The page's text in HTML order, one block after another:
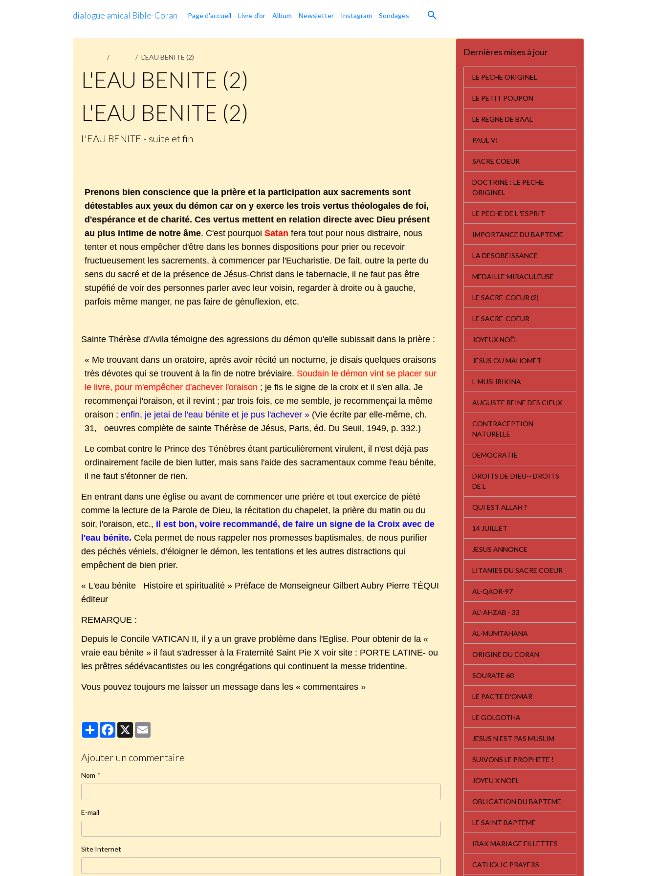
dialogue amical Bible-Coran Page d'accueil Livre d'or Album Newsletter Instagram Sondages
L'EAU BENITE (2)
L'EAU BENITE (2)
L'EAU BENITE (2)
L'EAU BENITE - suite et fin
Prenons bien conscience que la prière et la participation aux sacrements sont
détestables aux yeux du démon car on y exerce les trois vertus théologales de foi,
d'espérance et de charité. Ces vertus mettent en relation directe avec Dieu présent
au plus intime de notre âme. C'est pourquoiSatan fera tout pour nous distraire, nous
tenter et nous empêcher d'être dans les bonnes dispositions pour prier ou recevoir
fructueusement les sacrements, à commencer par l'Eucharistie. De fait, outre la perte du
sens du sacré et de la présence de Jésus-Christ dans le tabernacle, il ne faut pas être
stupéfié de voir des personnes parler avec leur voisin, regarder à droite ou à gauche,
parfois même manger, ne pas faire de génuflexion, etc.
Sainte Thérèse d'Avila témoigne des agressions du démon qu'elle subissait dans la prière :
« Me trouvant dans un oratoire, après avoir récité un nocturne, je disais quelques oraisons
très dévotes qui se trouvent à la fin de notre bréviaire. Soudain le démon vint se placer sur
le livre, pour m'empêcher d'achever l'oraison ; je fis le signe de la croix et il s'en alla. Je
recommençai l'oraison, et il revint ; par trois fois, ce me semble, je recommençai la même
oraison ; enfin, je jetai de l'eau bénite et je pus l'achever » (Vie écrite par elle-même, ch.
31, oeuvres complète de sainte Thérèse de Jésus, Paris, éd. Du Seuil, 1949, p. 332.)
Le combat contre le Prince des Ténèbres étant particulièrement virulent, il n'est déjà pas
ordinairement facile de bien lutter, mais sans l'aide des sacramentaux comme l'eau bénite,
il ne faut s'étonner de rien.
En entrant dans une église ou avant de commencer une prière et tout exercice de piété
comme la lecture de la Parole de Dieu, la récitation du chapelet, la prière du matin ou du
soir, l'oraison, etc., il est bon, voire recommandé, de faire un signe de la Croix avec de
l'eau bénite. Cela permet de nous rappeler nos promesses baptismales, de nous purifier
des péchés véniels, d'éloigner le démon, les tentations et les autres distractions qui
empêchent de bien prier.
« L'eau bénite Histoire et spiritualité » Préface de Monseigneur Gilbert Aubry Pierre TÉQUI
éditeur
REMARQUE :
Depuis le Concile VATICAN II, il y a un grave problème dans l'Eglise. Pour obtenir de la «
vraie eau bénite » il faut s'adresser à la Fraternité Saint Pie X voir site : PORTE LATINE- ou
les prêtres sédévacantistes ou les congrégations qui continuent la messe tridentine.
Vous pouvez toujours me laisser un message dans les « commentaires »
PartagerFacebook
X
Ajouter un commentaire
Nom
E-mail
Site Internet
Dernières mises à jour
LE PECHE ORIGINEL
LE PETIT POUPON
LE REGNE DE BAAL
PAUL VI
SACRE COEUR
DOCTRINE : LE PECHE
ORIGINEL
LE PECHE DE L 'ESPRIT
IMPORTANCE DU BAPTEME
LA DESOBEISSANCE
MEDAILLE MIRACULEUSE
LE SACRE-COEUR (2)
LE SACRE-COEUR
JOYEUX NOËL
JESUS OU MAHOMET
L-MUSHRIKINA
AUGUSTE REINE DES CIEUX
CONTRACEPTION
NATURELLE
DEMOCRATIE
DROITS DE DIEU-- DROITS
DE L
QUI EST ALLAH ?
14 JUILLET
JESUS ANNONCE
LITANIES DU SACRE COEUR
AL-QADR-97
AL'-AHZAB - 33
AL-MUMTAHANA
ORIGINE DU CORAN
SOURATE 60
LE PACTE D'OMAR
LE GOLGOTHA
JESUS N EST PAS MUSLIM
SUIVONS LE PROPHETE !
JOYEU X NOEL
OBLIGATION DU BAPTEME
LE SAINT BAPTEME
IRAK MARIAGE FILLETTES
CATHOLIC PRAYERS